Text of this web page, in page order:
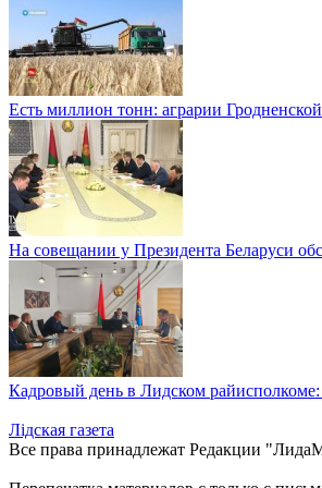
Есть миллион тонн: аграрии
На совещании у Президента Беларуси
Кадровый день в Лидском
Лiдская газета
Все права принадлежат Редакции